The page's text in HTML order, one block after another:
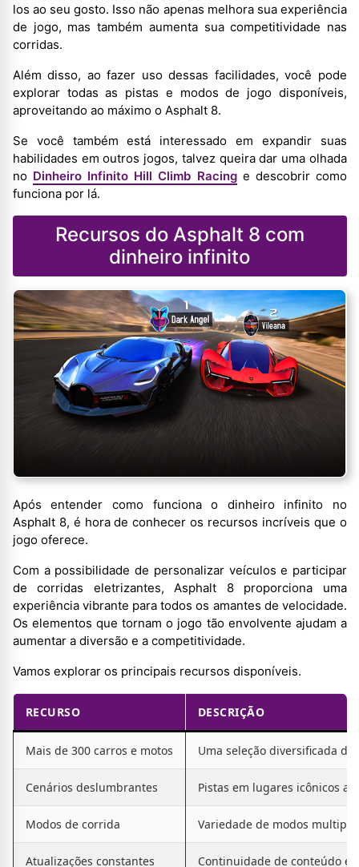
los ao seu gosto. Isso não apenas melhora sua experiência
de jogo, mas também aumenta sua competitividade nas
corridas.
Além disso, ao fazer uso dessas facilidades, você pode
explorar todas as pistas e modos de jogo disponíveis,
aproveitando ao máximo o Asphalt 8.
Se você também está interessado em expandir suas
habilidades em outros jogos, talvez queira dar uma olhada
no Dinheiro Infinito Hill Climb Racinge descobrir como
funciona por lá.
Recursos do Asphalt 8 com
dinheiro infinito
Após entender como funciona o dinheiro infinito no
Asphalt 8, é hora de conhecer os recursos incríveis que o
jogo oferece.
Com a possibilidade de personalizar veículos e participar
de corridas eletrizantes, Asphalt 8 proporciona uma
experiência vibrante para todos os amantes de velocidade.
Os elementos que tornam o jogo tão envolvente ajudam a
aumentar a diversão e a competitividade.
Vamos explorar os principais recursos disponíveis.
RECURSO DESCRIÇÃO
Mais de 300 carros e motos Uma seleção diversificada
Cenários deslumbrantes Pistas em lugares icônicos
Modos de corrida Variedade de modos
Atualizações constantes Continuidade de conteúdo e